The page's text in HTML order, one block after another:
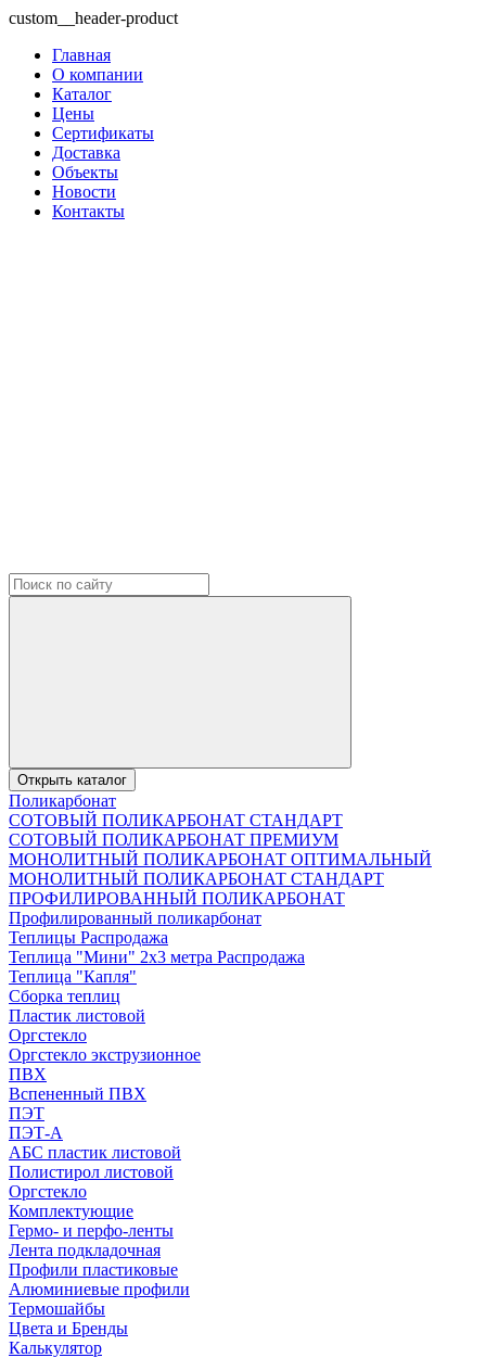
custom__header-product
Главная
О компании
Каталог
Цены
Сертификаты
Доставка
Объекты
Новости
Контакты
Открыть каталог
Поликарбонат
СОТОВЫЙ ПОЛИКАРБОНАТ СТАНДАРТ
СОТОВЫЙ ПОЛИКАРБОНАТ ПРЕМИУМ
МОНОЛИТНЫЙ ПОЛИКАРБОНАТ ОПТИМАЛЬНЫЙ
МОНОЛИТНЫЙ ПОЛИКАРБОНАТ СТАНДАРТ
ПРОФИЛИРОВАННЫЙ ПОЛИКАРБОНАТ
Профилированный поликарбонат
Теплицы Распродажа
Теплица "Мини" 2х3 метра Распродажа
Теплица "Капля"
Сборка теплиц
Пластик листовой
Оргстекло
Оргстекло экструзионное
ПВХ
Вспененный ПВХ
ПЭТ
ПЭТ-А
АБС пластик листовой
Полистирол листовой
Оргстекло
Комплектующие
Гермо- и перфо-ленты
Лента подкладочная
Профили пластиковые
Алюминиевые профили
Термошайбы
Цвета и Бренды
Калькулятор